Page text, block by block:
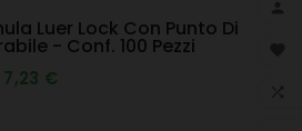
Luer Lock Con Punto Di
- Conf. 100 Pezzi
7,23 €